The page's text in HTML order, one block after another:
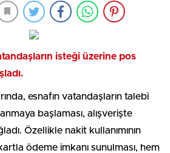
isteği üzerine pos
esnafın vatandaşların talebi
başlaması, alışverişte
Özellikle nakit kullanımının
ödeme imkanı sunulması, hem